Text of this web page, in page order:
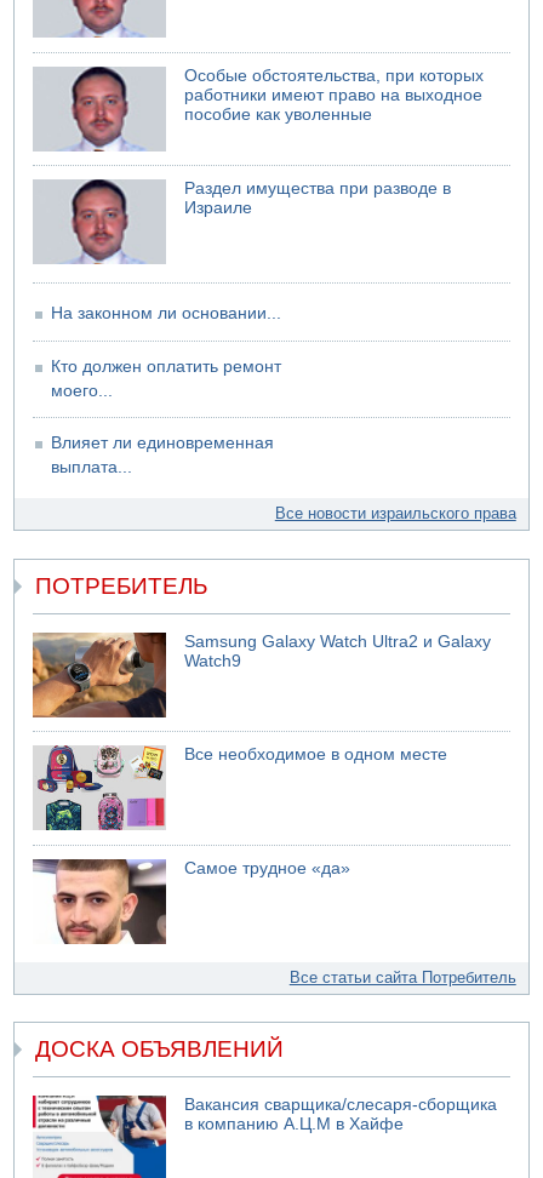
06.08.2026 13:43
И еще иранские агенты
06.08.2026 13:13
Арестованы двое подозреваемых в стрельбе по
электрической компании
06.08.2026 13:07
Возле Кирьят-Арбы пожар на местности
06.08.2026 12:06
США не будут давить на Израиль в вопросе Ливана
06.08.2026 11:41
Особые обстоятельства, при которых
работники имеют право на выходное
пособие как уволенные
Раздел имущества при разводе в
Израиле
На законном ли основании...
Кто должен оплатить ремонт
моего...
Влияет ли единовременная
выплата...
Все новости израильского права
ПОТРЕБИТЕЛЬ
Samsung Galaxy Watch Ultra2 и Galaxy
Watch9
Все необходимое в одном месте
Самое трудное «да»
Все статьи сайта Потребитель
ДОСКА ОБЪЯВЛЕНИЙ
Вакансия сварщика/слесаря-сборщика
в компанию А.Ц.М в Хайфе